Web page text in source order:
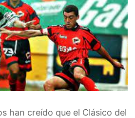
han creído que el Clásico del